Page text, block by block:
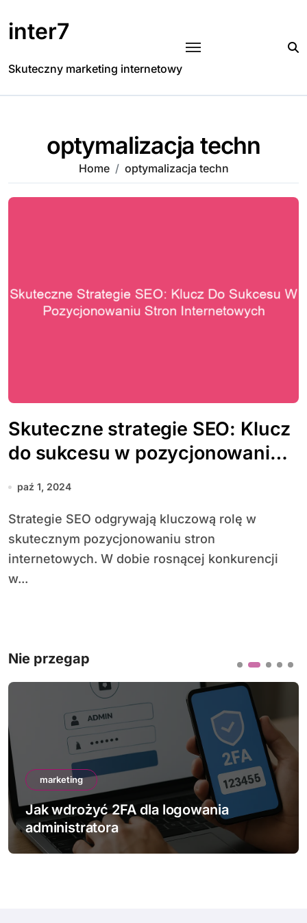
to
content
inter7
Skuteczny marketing internetowy
optymalizacja techn
Home optymalizacja techn
Skuteczne strategie SEO: Klucz
do sukcesu w pozycjonowaniu
stron internetowych
paź 1, 2024
Strategie SEO odgrywają kluczową rolę w
skutecznym pozycjonowaniu stron
internetowych. W dobie rosnącej konkurencji
w...
Nie przegap
marketing
Jak wdrożyć 2FA dla logowania
administratora